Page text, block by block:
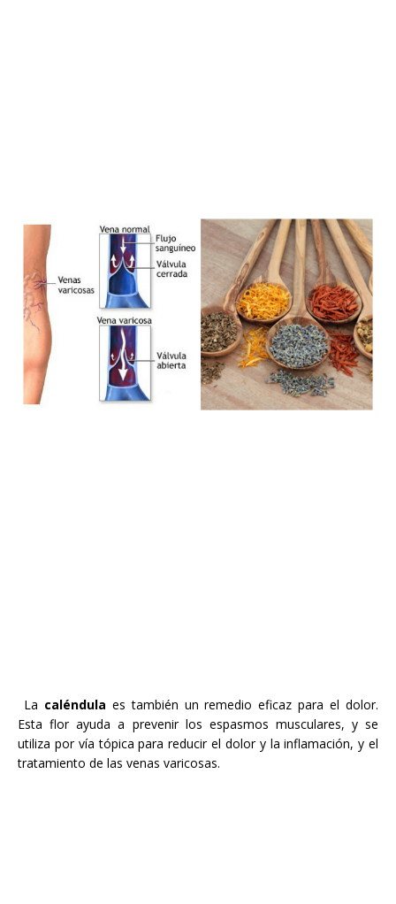
La caléndula es también un remedio eficaz para el dolor.
Esta flor ayuda a prevenir los espasmos musculares, y se
utiliza por vía tópica para reducir el dolor y la inflamación,y el
tratamiento de las venas varicosas.